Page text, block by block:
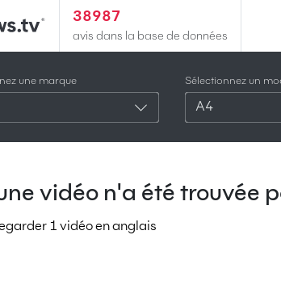
38987
avis dans la base de données
une marque Sélectionnez un
A4
vidéo n'a été trouvée
1 vidéo en anglais